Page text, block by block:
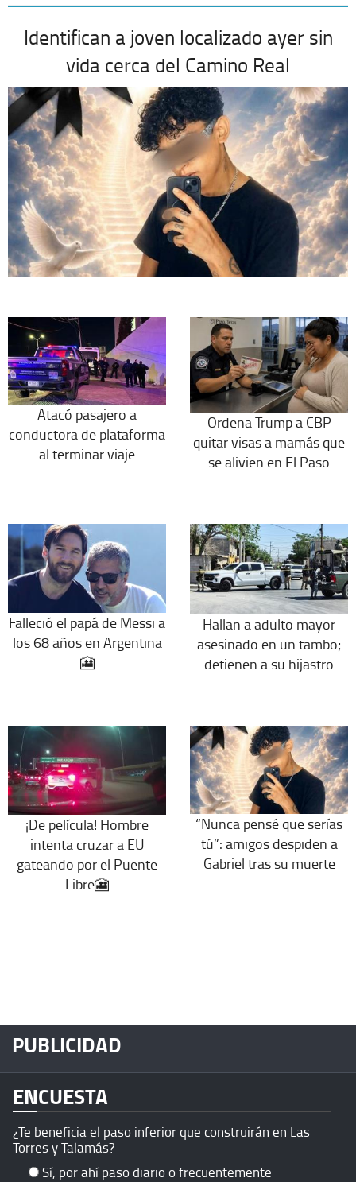
Identifican a joven localizado ayer sin
vida cerca del Camino Real
Atacó pasajero a
conductora de plataforma
al terminar viaje
Ordena Trump a CBP
quitar visas a mamás que
se alivien en El Paso
Falleció el papá de Messi a
los 68 años en Argentina
🎦
Hallan a adulto mayor
asesinado en un tambo;
detienen a su hijastro
¡De película! Hombre
intenta cruzar a EU
gateando por el Puente
Libre🎦
“Nunca pensé que serías
tú”: amigos despiden a
Gabriel tras su muerte
PUBLICIDAD
ENCUESTA
¿Te beneficia el paso inferior que construirán en Las
Torres y Talamás?
Sí, por ahí paso diario o frecuentemente